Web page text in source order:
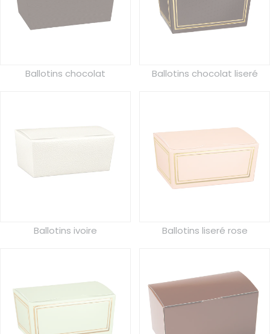
Ballotins chocolat Ballotins chocolat liseré
Ballotins ivoire Ballotins liseré rose